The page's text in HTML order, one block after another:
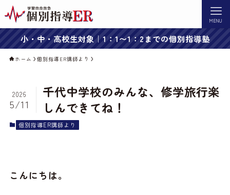
MENU
小・中・高校生対象｜1：1〜1：2までの個別指導塾
ホーム 個別指導ER講師より
千代中学校のみんな、修学旅行楽
しんできてね！
2026
5/11
個別指導ER講師より
こんにちは。